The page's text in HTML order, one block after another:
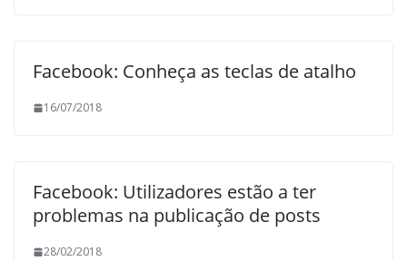
Facebook: Conheça as teclas de atalho
16/07/2018
Facebook: Utilizadores estão a ter
problemas na publicação de posts
28/02/2018